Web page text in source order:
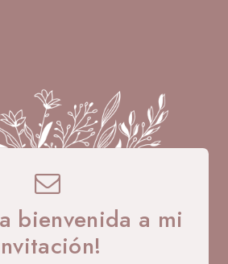
bienvenida a mi